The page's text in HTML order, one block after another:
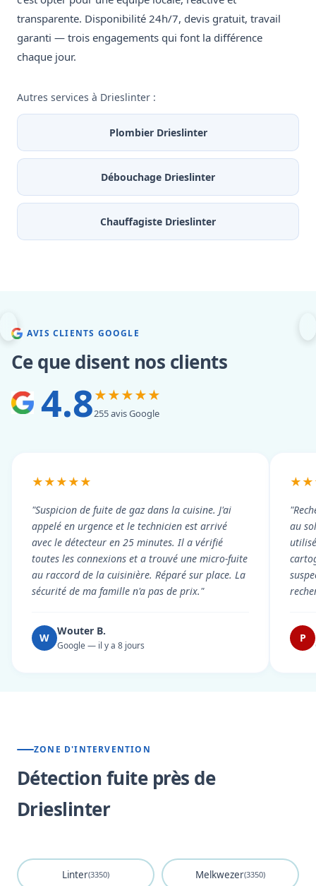
transparente. Disponibilité 24h/7, devis gratuit, travail
garanti — trois engagements qui font la différence
chaque jour.
Autres services à Drieslinter :
Plombier Drieslinter
Débouchage Drieslinter
Chauffagiste Drieslinter
AVIS CLIENTS GOOGLE
Ce que disent nos clients
4.8★★★★★
255 avis Google
★★★★★
"Suspicion de fuite de gaz dans la cuisine. J'ai
appelé en urgence et le technicien est arrivé
avec le détecteur en 25 minutes. Il a vérifié
toutes les connexions et a trouvé une micro-fuite
au raccord de la cuisinière. Réparé sur place. La
sécurité de ma famille n'a pas de prix."
W
Wouter B.
Google — il y a 8 jours
au
P
ZONE D'INTERVENTION
Détection fuite près de
Drieslinter
Linter(3350) Melkwezer(3350)